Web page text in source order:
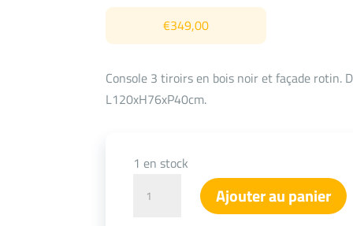
€349,00
Console 3 tiroirs en bois noir et façade rotin.
L120xH76xP40cm.
1 en stock
Ajouter au panier